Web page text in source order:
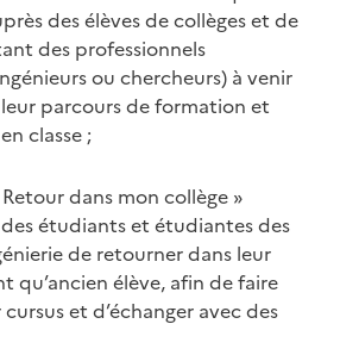
des élèves de collèges et de
des professionnels
ou chercheurs) à venir
parcours de formation et
classe ;
dans mon collège »
étudiants et étudiantes des
de retourner dans leur
qu’ancien élève, afin de faire
et d’échanger avec des